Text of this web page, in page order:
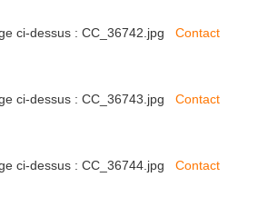
ci-dessus : CC_36742.jpg Contact
ci-dessus : CC_36743.jpg Contact
ci-dessus : CC_36744.jpg Contact